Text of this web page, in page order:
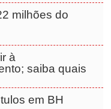
milhões do
à
saiba quais
em BH